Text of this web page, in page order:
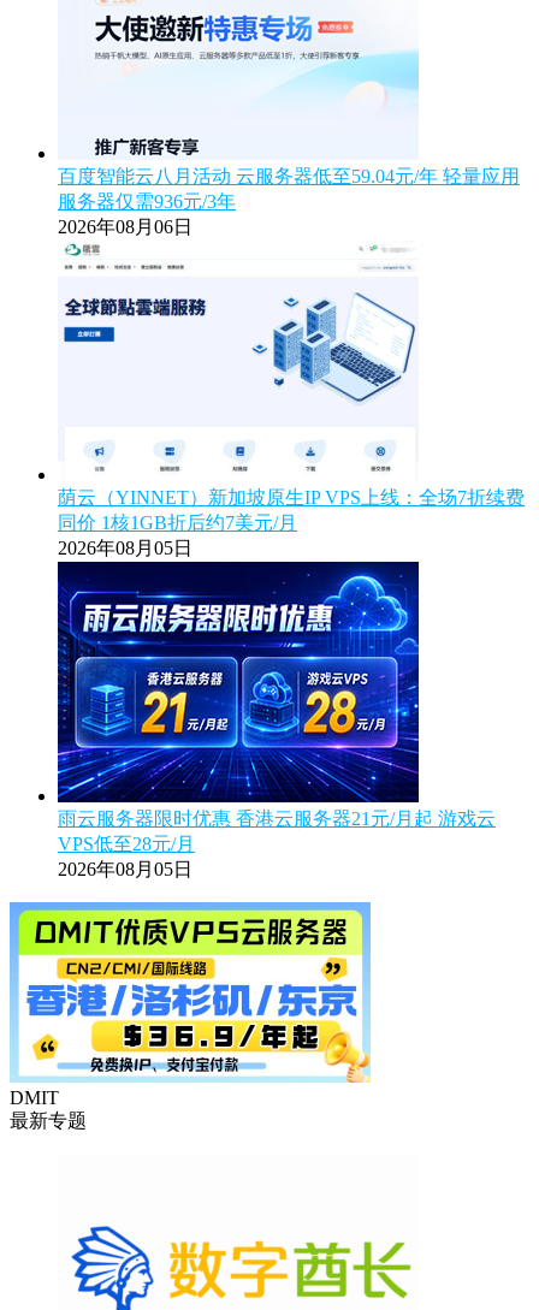
百度智能云八月活动 云服务器低至59.04元/年 轻量应用
服务器仅需936元/3年
2026年08月06日
荫云（YINNET）新加坡原生IP VPS上线：全场7折续费
同价 1核1GB折后约7美元/月
2026年08月05日
雨云服务器限时优惠 香港云服务器21元/月起 游戏云
VPS低至28元/月
2026年08月05日
DMIT
最新专题